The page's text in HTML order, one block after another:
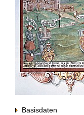
Basisdaten